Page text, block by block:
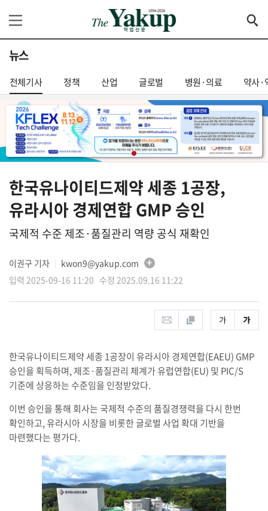
뉴스
전체기사 정책 산업 글로벌 병원·의료 약사·
한국유나이티드제약 세종 1공장,
유라시아 경제연합 GMP 승인
국제적 수준 제조·품질관리 역량 공식 재확인
이권구 기자
kwon9@yakup.com
입력 2025-09-16 11:20 수정 2025.09.16 11:22
한국유나이티드제약 세종 1공장이 유라시아 경제연합(EAEU) GMP
승인을 획득하며, 제조·품질관리 체계가 유럽연합(EU) 및 PIC/S
기준에 상응하는 수준임을 인정받았다.
이번 승인을 통해 회사는 국제적 수준의 품질경쟁력을 다시 한번
확인하고, 유라시아 시장을 비롯한 글로벌 사업 확대 기반을
마련했다는 평가다.